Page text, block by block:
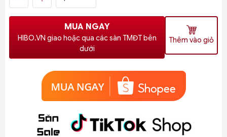
MUA NGAY
HIBO.VN giao hoặc qua các sàn TMĐT bên
dưới
Thêm vào giỏ